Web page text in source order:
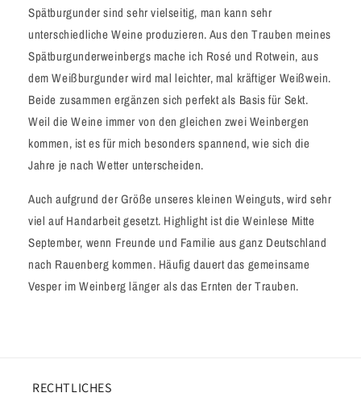
Spätburgunder sind sehr vielseitig, man kann sehr
unterschiedliche Weine produzieren. Aus den Trauben meines
Spätburgunderweinbergs mache ich Rosé und Rotwein, aus
dem Weißburgunder wird mal leichter, mal kräftiger Weißwein.
Beide zusammen ergänzen sich perfekt als Basis für Sekt.
Weil die Weine immer von den gleichen zwei Weinbergen
kommen, ist es für mich besonders spannend, wie sich die
Jahre je nach Wetter unterscheiden.
Auch aufgrund der Größe unseres kleinen Weinguts, wird sehr
viel auf Handarbeit gesetzt. Highlight ist die Weinlese Mitte
September, wenn Freunde und Familie aus ganz Deutschland
nach Rauenberg kommen. Häufig dauert das gemeinsame
Vesper im Weinberg länger als das Ernten der Trauben.
RECHTLICHES